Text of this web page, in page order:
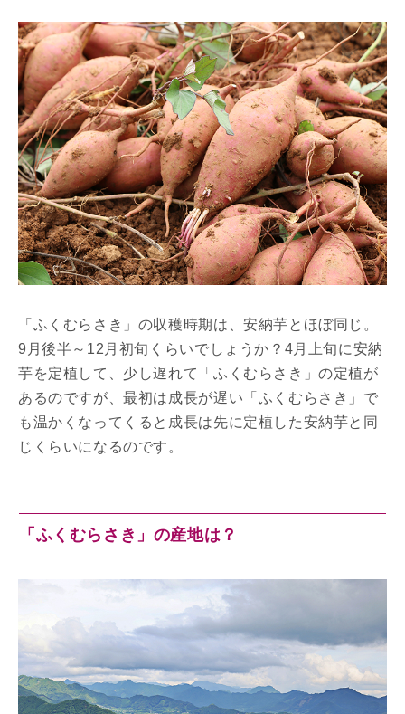
「ふくむらさき」の収穫時期は、安納芋とほぼ同じ。
9月後半～12月初旬くらいでしょうか？4月上旬に安納
芋を定植して、少し遅れて「ふくむらさき」の定植が
あるのですが、最初は成長が遅い「ふくむらさき」で
も温かくなってくると成長は先に定植した安納芋と同
じくらいになるのです。
「ふくむらさき」の産地は？